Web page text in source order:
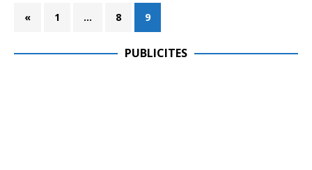
« 1 … 8 9
PUBLICITES